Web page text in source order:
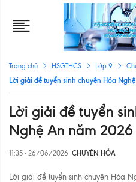
Trang chủ HSGTHCS Lớp 9
Lời giải đề tuyển sinh chuyên Hóa
Lời giải đề tuyển
Nghệ An năm
11:35 - 26/06/2026 CHUYÊN HÓA
Lời giải đề tuyển sinh chuyên Hóa